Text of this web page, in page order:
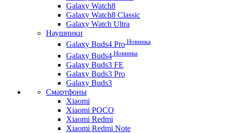
Galaxy Watch8
Galaxy Watch8 Classic
Galaxy Watch Ultra
Наушники
Galaxy Buds4 Pro Новинка
Galaxy Buds4 Новинка
Galaxy Buds3 FE
Galaxy Buds3 Pro
Galaxy Buds3
Смартфоны
Xiaomi
Xiaomi POCO
Xiaomi Redmi
Xiaomi Redmi Note